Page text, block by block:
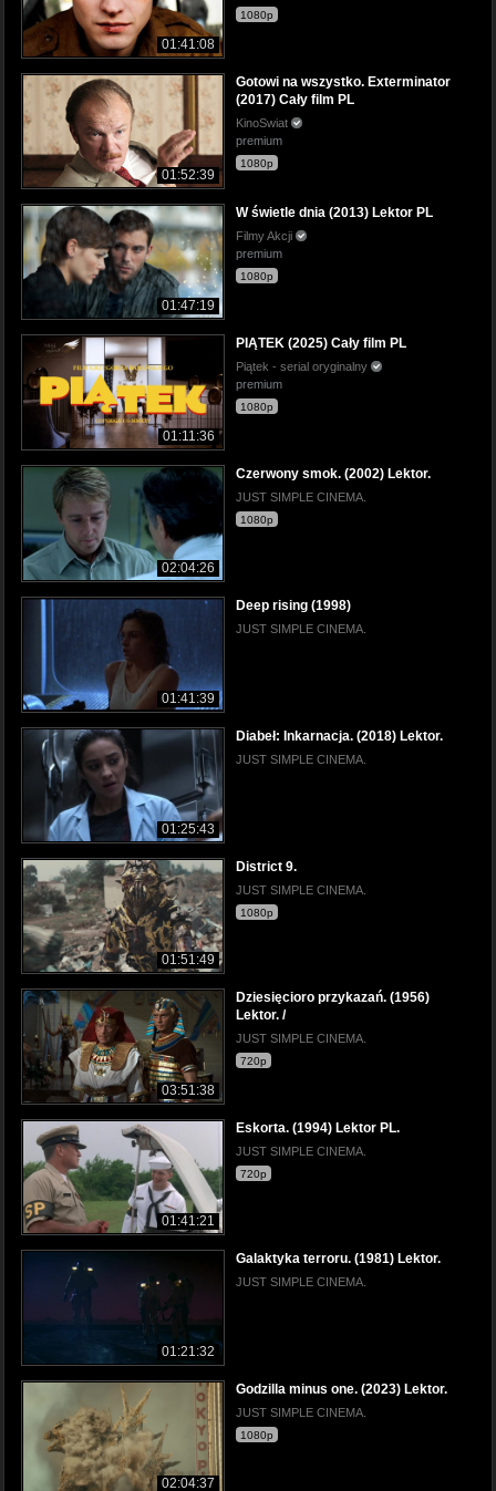
01:41:08
1080p
01:52:39
Gotowi na wszystko. Exterminator
(2017) Cały film PL
KinoSwiat
premium
1080p
01:47:19
W świetle dnia (2013) Lektor PL
Filmy Akcji
premium
1080p
01:11:36
PIĄTEK (2025) Cały film PL
Piątek - serial oryginalny
premium
1080p
02:04:26
Czerwony smok. (2002) Lektor.
JUST SIMPLE CINEMA.
1080p
01:41:39
Deep rising (1998)
JUST SIMPLE CINEMA.
01:25:43
Diabeł: Inkarnacja. (2018) Lektor.
JUST SIMPLE CINEMA.
01:51:49
District 9.
JUST SIMPLE CINEMA.
1080p
03:51:38
Dziesięcioro przykazań. (1956)
Lektor. /
JUST SIMPLE CINEMA.
720p
01:41:21
Eskorta. (1994) Lektor PL.
JUST SIMPLE CINEMA.
720p
01:21:32
Galaktyka terroru. (1981) Lektor.
JUST SIMPLE CINEMA.
02:04:37
Godzilla minus one. (2023) Lektor.
JUST SIMPLE CINEMA.
1080p